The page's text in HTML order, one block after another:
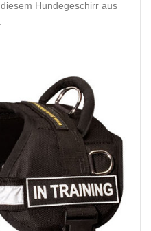
Hundegeschirr aus